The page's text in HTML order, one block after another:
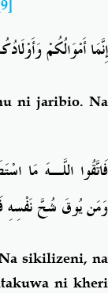
إِنَّمَا أَمْوَالُكُمْ
ni jaribio. Na
فَاتَّقُوا اللَّـهَ مَا
وَمَن يُوقَ شُحَّ نَفْسِهِ
sikilizeni, na
ni kheri